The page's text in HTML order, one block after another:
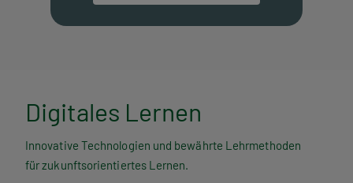
Digitales Lernen
Innovative Technologien und bewährte Lehrmethoden
für zukunftsorientiertes Lernen.